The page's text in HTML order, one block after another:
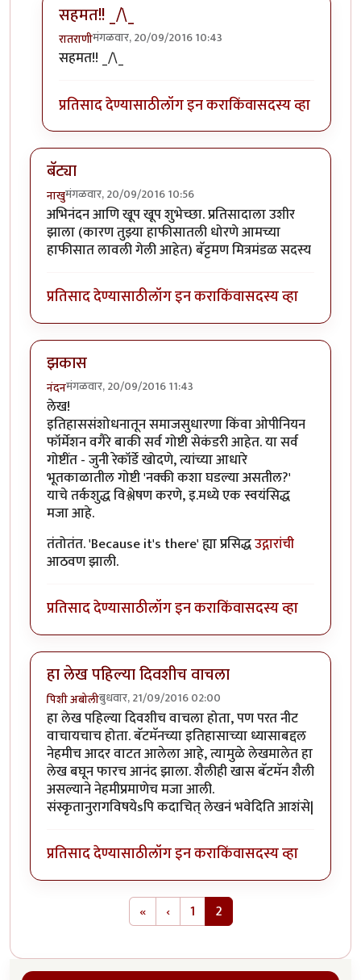
सहमत!! _/\_
रातराणीमंगळवार, 20/09/2016 10:43
In reply to
सहमत!! _/\_
प्रतिसाद देण्यासाठीलॉग इन कराकिंवासदस्य व्हा
बॅट्या
नाखुमंगळवार, 20/09/2016 10:56
अभिनंदन आणि खूप खूप शुभेच्छा. प्रतिसादाला उशीर
झाला (कारण तुझ्या हाफीसातली धोरणे आमच्या
हाफीसात लावली गेली आहेत) बॅट्टमण मित्रमंडळ सदस्य
प्रतिसाद देण्यासाठीलॉग इन कराकिंवासदस्य व्हा
झकास
नंदनमंगळवार, 20/09/2016 11:43
लेख!
इतिहाससंशोधनातून समाजसुधारणा किंवा ओपीनियन
फॉर्मेशन वगैरे बाकी सर्व गोष्टी सेकंडरी आहेत. या सर्व
गोष्टींत - जुनी रेकॉर्डे खोदणे, त्यांच्या आधारे
भूतकाळातील गोष्टी 'नक्की कशा घडल्या असतील?'
याचे तर्कशुद्ध विश्लेषण करणे, इ.मध्ये एक स्वयंसिद्ध
मजा आहे.
तंतोतंत. 'Because it's there' ह्या प्रसिद्धउद्गारांची
आठवण झाली.
प्रतिसाद देण्यासाठीलॉग इन कराकिंवासदस्य व्हा
हा लेख पहिल्या दिवशीच वाचला
पिशी अबोलीबुधवार, 21/09/2016 02:00
हा लेख पहिल्या दिवशीच वाचला होता, पण परत नीट
वाचायचाच होता. बॅटमॅनच्या इतिहासाच्या ध्यासाबद्दल
नेहमीच आदर वाटत आलेला आहे, त्यामुळे लेखमालेत हा
लेख बघून फारच आनंद झाला. शैलीही खास बॅटमॅन शैली
असल्याने नेहमीप्रमाणेच मजा आली.
संस्कृतानुरागविषयेsपि कदाचित् लेखनं भवेदिति आशंसे|
प्रतिसाद देण्यासाठीलॉग इन कराकिंवासदस्य व्हा
«First page
‹Previous page
1 2